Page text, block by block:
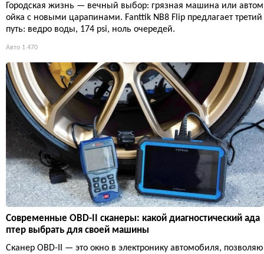
Городская жизнь — вечный выбор: грязная машина или автом
ойка с новыми царапинами. Fanttik NB8 Flip предлагает третий
путь: ведро воды, 174 psi, ноль очередей.
Авто 1 470
Современные OBD-II сканеры: какой диагностический ада
птер выбрать для своей машины
Сканер OBD-II — это окно в электронику автомобиля, позволяю